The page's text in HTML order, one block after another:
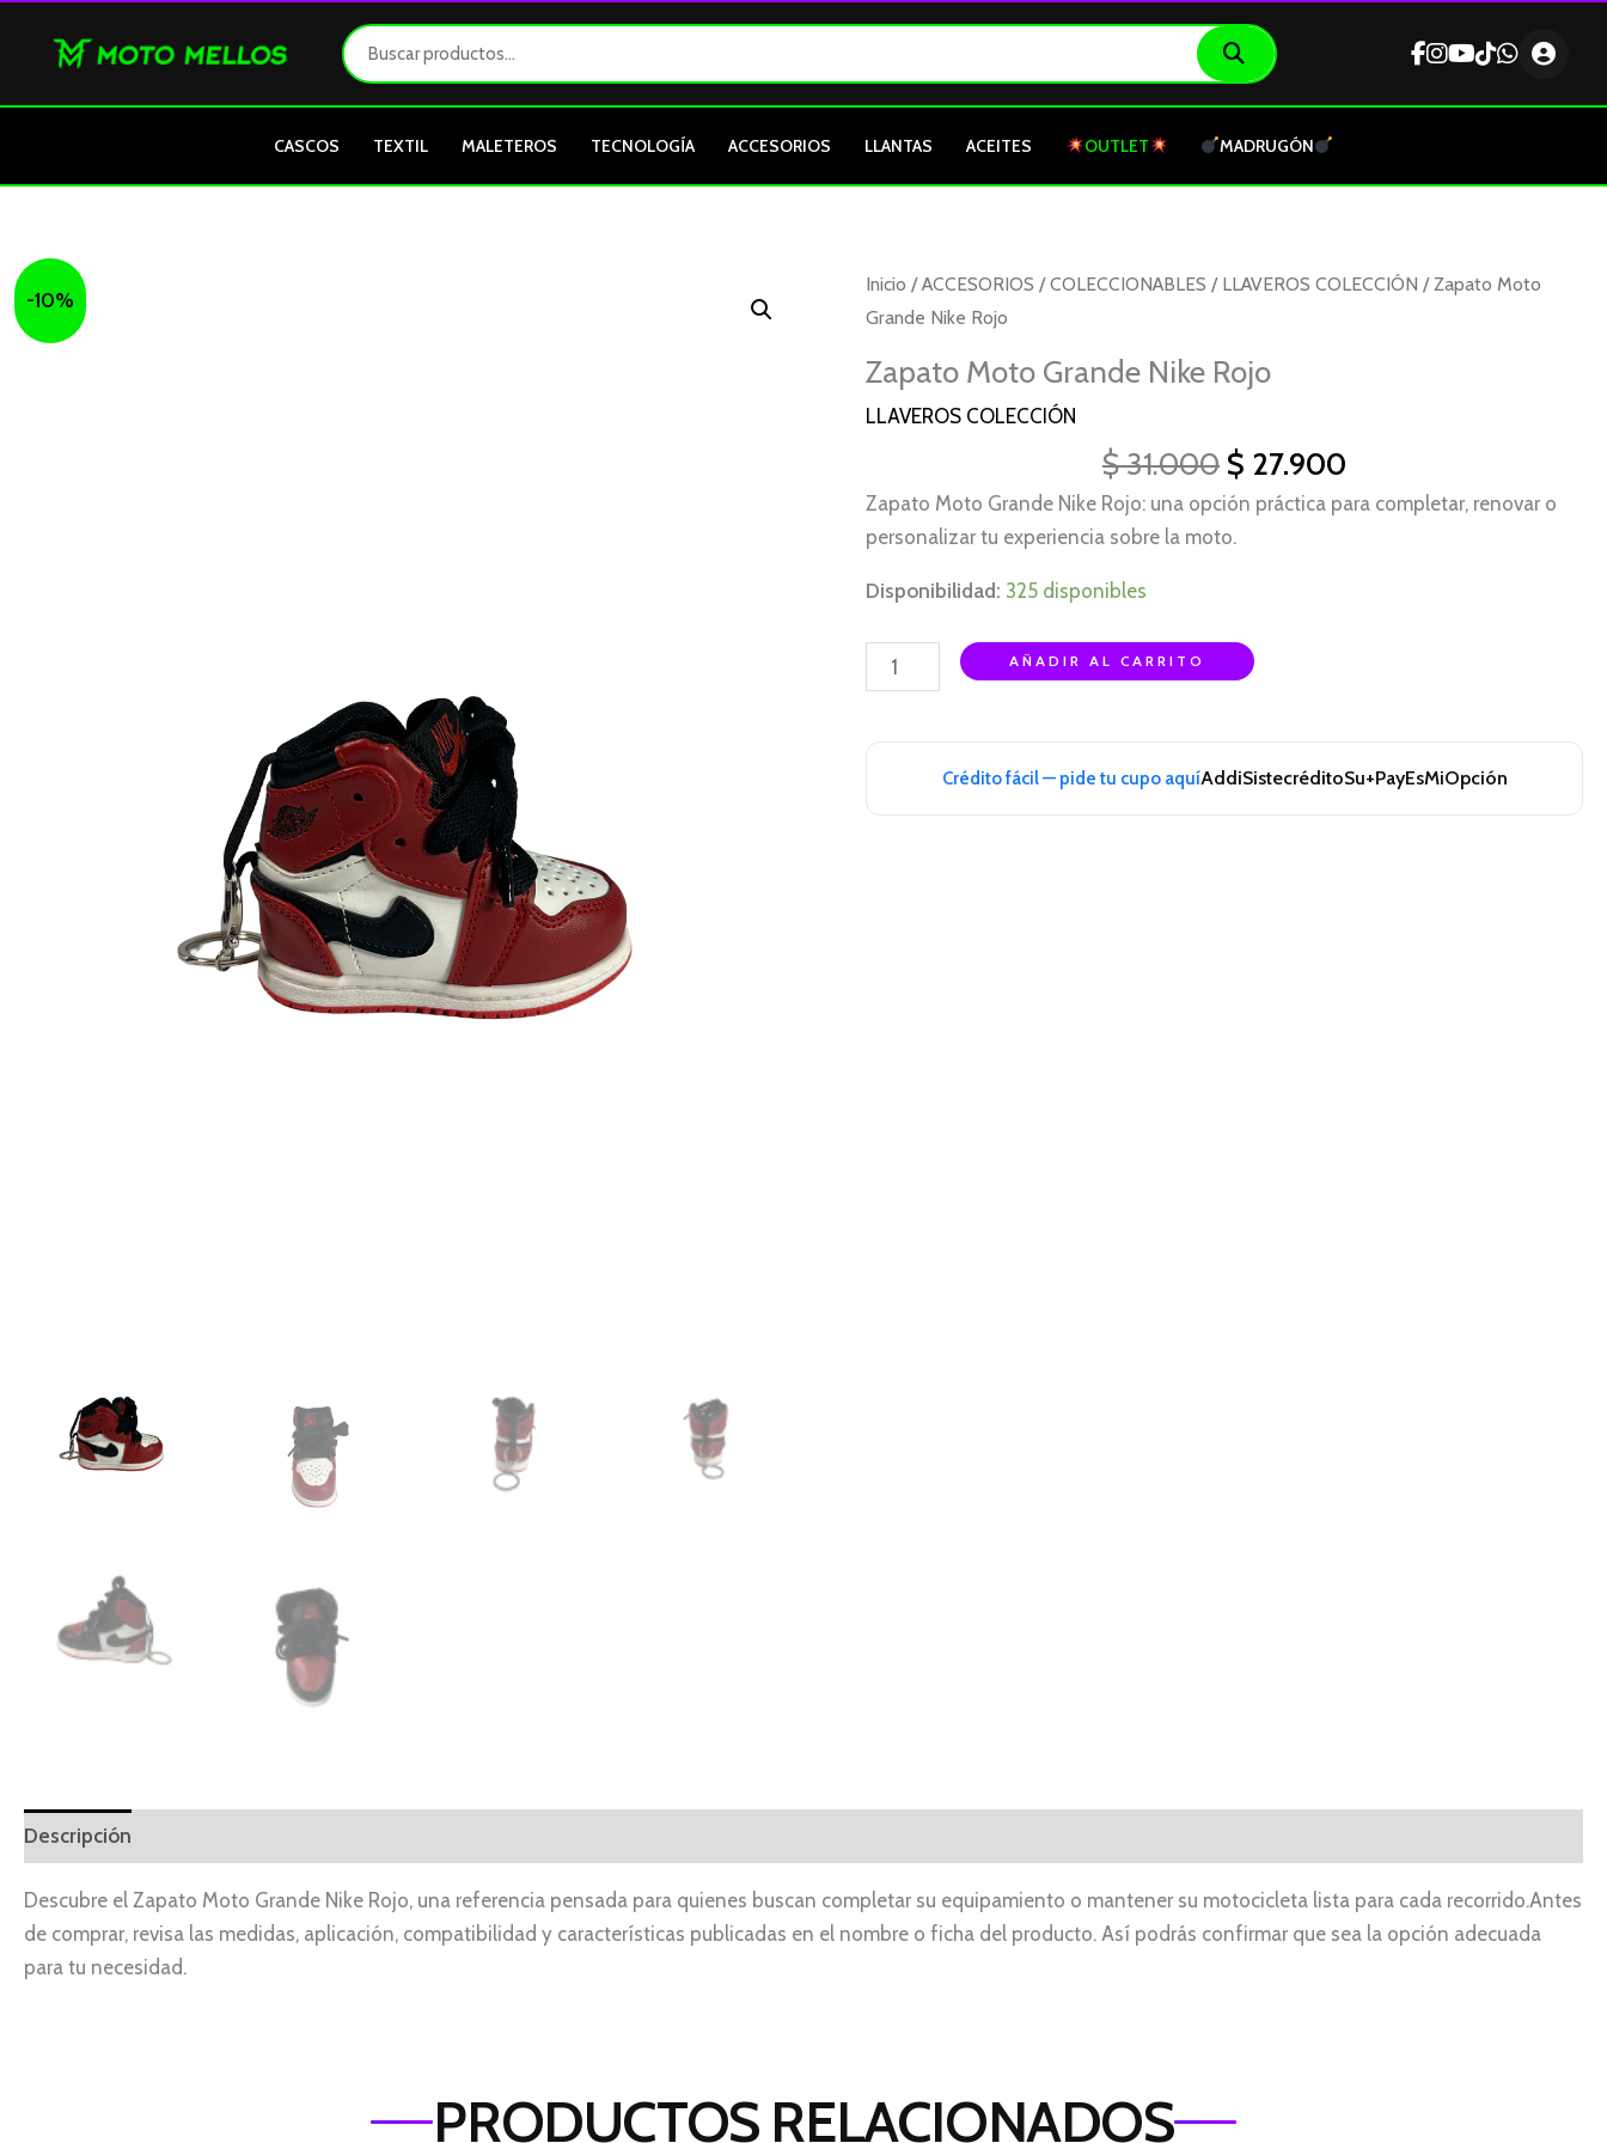
CASCOS TEXTIL MALETEROS TECNOLOGÍA ACCESORIOS LLANTAS ACEITES OUTLET MADRUGÓN
-10%
Inicio /ACCESORIOS /COLECCIONABLES / LLAVEROS COLECCIÓN / Zapato Moto
Grande Nike Rojo
Zapato Moto Grande Nike Rojo
LLAVEROS COLECCIÓN
$31.000
El
era:
$ 27.900
El
Zapato Moto Grande Nike Rojo: una opción práctica para completar, renovar o
personalizar tu experiencia sobre la moto.
Disponibilidad: 325 disponibles
Zapato
Moto
Nike
Rojo
AÑADIR AL CARRITO
Crédito fácil — pide tu cupo aquíAddiSistecréditoSu+PayEsMiOpción
Descripción
Descubre el Zapato Moto Grande Nike Rojo, una referencia pensada para quienes buscan completar su equipamiento o mantener su motocicleta lista para cada recorrido.Antes
de comprar, revisa las medidas, aplicación, compatibilidad y características publicadas en el nombre o ficha del producto. Así podrás confirmar que sea la opción adecuada
para tu necesidad.
PRODUCTOS RELACIONADOS